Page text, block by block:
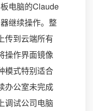
电脑的Claude
继续操作。整
传到云端所有
操作界面镜像
模式特别适合
办公室未完成
调试公司电脑